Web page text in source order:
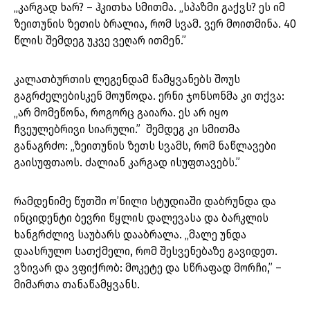
„კარგად ხარ? – ჰკითხა სმითმა. „სპაზმი გაქვს? ეს იმ
ზეითუნის ზეთის ბრალია, რომ სვამ. ვერ მოითმინა. 40
წლის შემდეგ უკვე ვეღარ ითმენ.”
კალათბურთის ლეგენდამ წამყვანებს შოუს
გაგრძელებისკენ მოუწოდა. ერნი ჯონსონმა კი თქვა:
„არ მომეწონა, როგორც გაიარა. ეს არ იყო
ჩვეულებრივი სიარული.” შემდეგ კი სმითმა
განაგრძო: „ზეითუნის ზეთს სვამს, რომ ნაწლავები
გაისუფთაოს. ძალიან კარგად ისუფთავებს.”
რამდენიმე წუთში ო’ნილი სტუდიაში დაბრუნდა და
ინციდენტი ბევრი წყლის დალევასა და ბარკლის
ხანგრძლივ საუბარს დააბრალა. „მალე უნდა
დაასრულო სათქმელი, რომ შესვენებაზე გავიდეთ.
ვზივარ და ვფიქრობ: მოკეტე და სწრაფად მორჩი,” –
მიმართა თანაწამყვანს.